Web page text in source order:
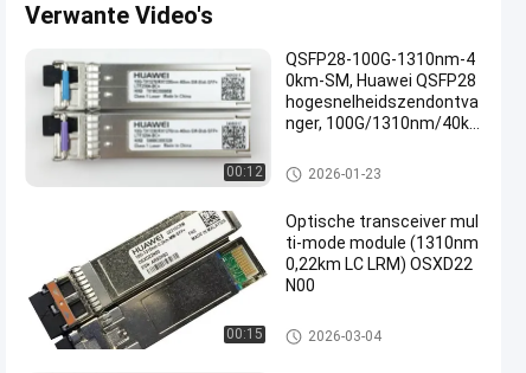
Verwante Video's
00:12
QSFP28-100G-1310nm-4
0km-SM, Huawei QSFP28
hogesnelheidszendontva
nger, 100G/1310nm/40k
Optische zendontvangermodu
le
2026-01-23
00:15
Optische transceiver mul
ti-mode module (1310nm
0,22km LC LRM) OSXD22
N00
Optische zendontvangermodu
le
2026-03-04